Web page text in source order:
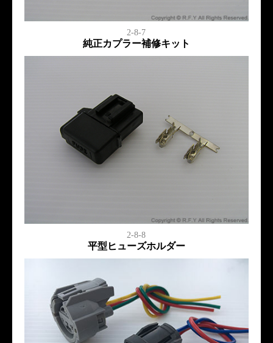
2-8-7
純正カプラー補修キット
2-8-8
平型ヒューズホルダー